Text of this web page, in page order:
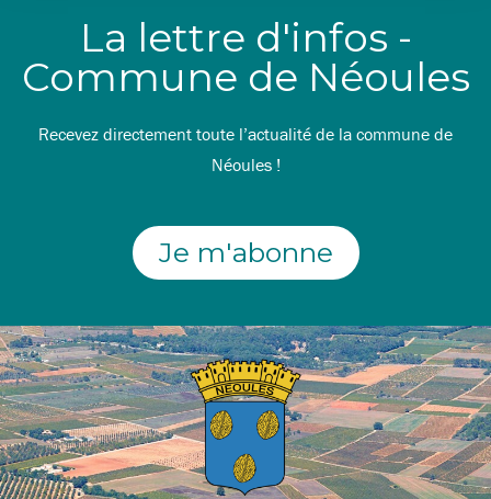
La lettre d'infos -
Commune de Néoules
Recevez directement toute l’actualité de la commune de
Néoules !
Je m'abonne